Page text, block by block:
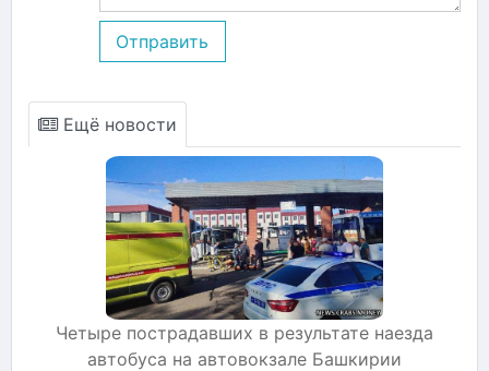
Отправить
Ещё новости
Четыре пострадавших в результате наезда
автобуса на автовокзале Башкирии